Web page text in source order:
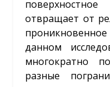
отвращает от
данном
многократно
разные